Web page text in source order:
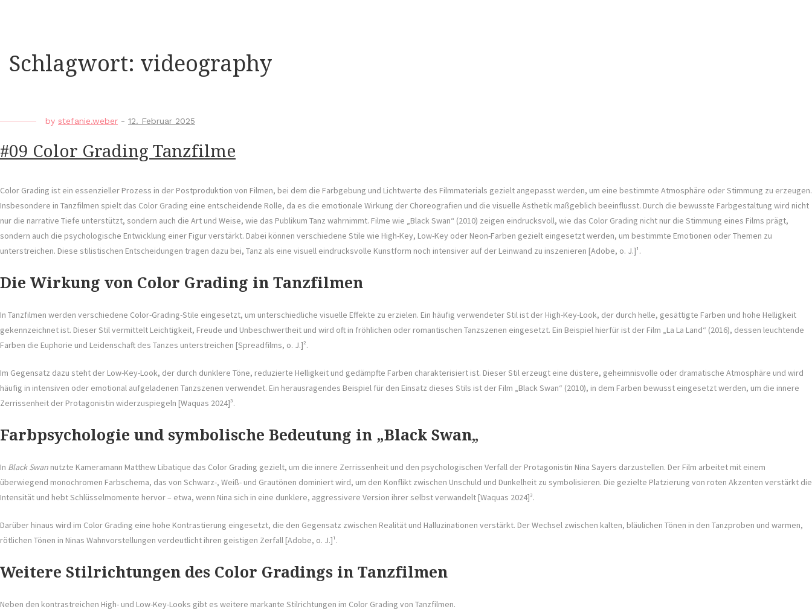
Schlagwort: videography
by stefanie.weber - 12. Februar 2025
#09 Color Grading Tanzfilme
Color Grading ist ein essenzieller Prozess in der Postproduktion von Filmen, bei dem die Farbgebung und Lichtwerte des Filmmaterials gezielt angepasst werden, um eine bestimmte Atmosphäre oder Stimmung zu erzeugen.
Insbesondere in Tanzfilmen spielt das Color Grading eine entscheidende Rolle, da es die emotionale Wirkung der Choreografien und die visuelle Ästhetik maßgeblich beeinflusst. Durch die bewusste Farbgestaltung wird nicht
nur die narrative Tiefe unterstützt, sondern auch die Art und Weise, wie das Publikum Tanz wahrnimmt. Filme wie „Black Swan“ (2010) zeigen eindrucksvoll, wie das Color Grading nicht nur die Stimmung eines Films prägt,
sondern auch die psychologische Entwicklung einer Figur verstärkt. Dabei können verschiedene Stile wie High-Key, Low-Key oder Neon-Farben gezielt eingesetzt werden, um bestimmte Emotionen oder Themen zu
unterstreichen. Diese stilistischen Entscheidungen tragen dazu bei, Tanz als eine visuell eindrucksvolle Kunstform noch intensiver auf der Leinwand zu inszenieren [Adobe, o. J.]¹.
Die Wirkung von Color Grading in Tanzfilmen
In Tanzfilmen werden verschiedene Color-Grading-Stile eingesetzt, um unterschiedliche visuelle Effekte zu erzielen. Ein häufig verwendeter Stil ist der High-Key-Look, der durch helle, gesättigte Farben und hohe Helligkeit
gekennzeichnet ist. Dieser Stil vermittelt Leichtigkeit, Freude und Unbeschwertheit und wird oft in fröhlichen oder romantischen Tanzszenen eingesetzt. Ein Beispiel hierfür ist der Film „La La Land“ (2016), dessen leuchtende
Farben die Euphorie und Leidenschaft des Tanzes unterstreichen [Spreadfilms, o. J.]².
Im Gegensatz dazu steht der Low-Key-Look, der durch dunklere Töne, reduzierte Helligkeit und gedämpfte Farben charakterisiert ist. Dieser Stil erzeugt eine düstere, geheimnisvolle oder dramatische Atmosphäre und wird
häufig in intensiven oder emotional aufgeladenen Tanzszenen verwendet. Ein herausragendes Beispiel für den Einsatz dieses Stils ist der Film „Black Swan“ (2010), in dem Farben bewusst eingesetzt werden, um die innere
Zerrissenheit der Protagonistin widerzuspiegeln [Waquas 2024]³.
Farbpsychologie und symbolische Bedeutung in „Black Swan„
In Black Swan nutzte Kameramann Matthew Libatique das Color Grading gezielt, um die innere Zerrissenheit und den psychologischen Verfall der Protagonistin Nina Sayers darzustellen. Der Film arbeitet mit einem
überwiegend monochromen Farbschema, das von Schwarz-, Weiß- und Grautönen dominiert wird, um den Konflikt zwischen Unschuld und Dunkelheit zu symbolisieren. Die gezielte Platzierung von roten Akzenten verstärkt die
Intensität und hebt Schlüsselmomente hervor – etwa, wenn Nina sich in eine dunklere, aggressivere Version ihrer selbst verwandelt [Waquas 2024]³.
Darüber hinaus wird im Color Grading eine hohe Kontrastierung eingesetzt, die den Gegensatz zwischen Realität und Halluzinationen verstärkt. Der Wechsel zwischen kalten, bläulichen Tönen in den Tanzproben und warmen,
rötlichen Tönen in Ninas Wahnvorstellungen verdeutlicht ihren geistigen Zerfall [Adobe, o. J.]¹.
Weitere Stilrichtungen des Color Gradings in Tanzfilmen
Neben den kontrastreichen High- und Low-Key-Looks gibt es weitere markante Stilrichtungen im Color Grading von Tanzfilmen.